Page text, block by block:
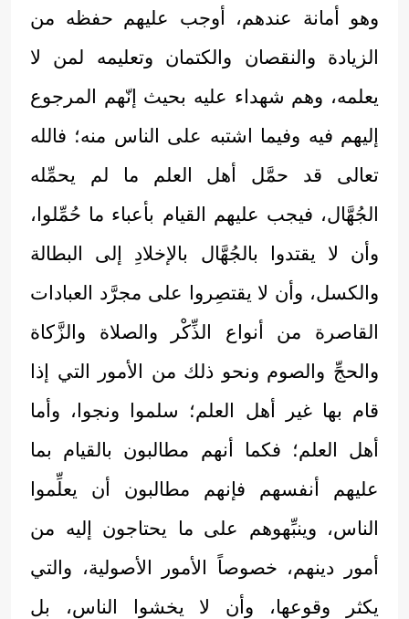
وهو أمانة عندهم، أوجب عليهم حفظه من
الزيادة والنقصان والكتمان وتعليمه لمن لا
يعلمه، وهم شهداء عليه بحيث إنّهم المرجوع
إليهم فيه وفيما اشتبه على الناس منه؛ فالله
تعالى قد حمَّل أهل العلم ما لم يحمِّله
الجُهَّال، فيجب عليهم القيام بأعباء ما حُمِّلوا،
وأن لا يقتدوا بالجُهَّال بالإخلادِ إلى البطالة
والكسل، وأن لا يقتصِروا على مجرَّد العبادات
القاصرة من أنواع الذِّكْر والصلاة والزَّكاة
والحجِّ والصوم ونحو ذلك من الأمور التي إذا
قام بها غير أهل العلم؛ سلموا ونجوا، وأما
أهل العلم؛ فكما أنهم مطالبون بالقيام بما
عليهم أنفسهم فإنهم مطالبون أن يعلِّموا
الناس، وينبِّهوهم على ما يحتاجون إليه من
أمور دينهم، خصوصاً الأمور الأصولية، والتي
يكثر وقوعها، وأن لا يخشوا الناس، بل